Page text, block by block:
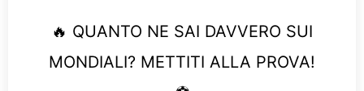
🔥 QUANTO NE SAI DAVVERO SUI
MONDIALI? METTITI ALLA PROVA!